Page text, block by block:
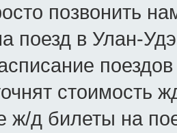
позвонить
поезд в Улан-
стоимость
ж/д билеты на